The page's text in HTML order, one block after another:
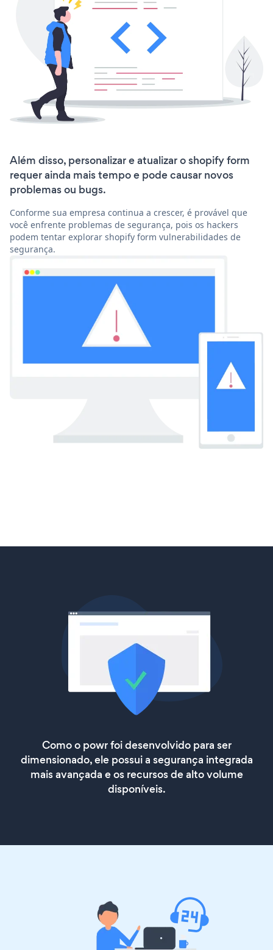
Além disso, personalizar e atualizar o shopify form
requer ainda mais tempo e pode causar novos
problemas ou bugs.
Conforme sua empresa continua a crescer, é provável que
você enfrente problemas de segurança, pois os hackers
podem tentar explorar shopify form vulnerabilidades de
segurança.
Como o powr foi desenvolvido para ser
dimensionado, ele possui a segurança integrada
mais avançada e os recursos de alto volume
disponíveis.